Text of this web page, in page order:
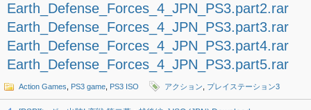
Earth_Defense_Forces_4_JPN_PS3.part2.rar
Earth_Defense_Forces_4_JPN_PS3.part3.rar
Earth_Defense_Forces_4_JPN_PS3.part4.rar
Earth_Defense_Forces_4_JPN_PS3.part5.rar
Action Games PS3 game PS3 ISO アクション プレイステーション3